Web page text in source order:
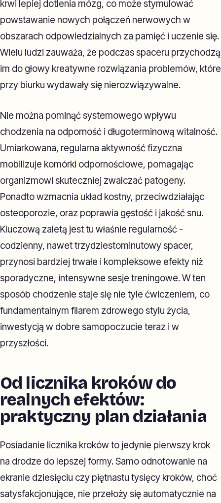
krwi lepiej dotlenia mózg, co może stymulować
powstawanie nowych połączeń nerwowych w
obszarach odpowiedzialnych za pamięć i uczenie się.
Wielu ludzi zauważa, że podczas spaceru przychodzą
im do głowy kreatywne rozwiązania problemów, które
przy biurku wydawały się nierozwiązywalne.
Nie można pominąć systemowego wpływu
chodzenia na odporność i długoterminową witalność.
Umiarkowana, regularna aktywność fizyczna
mobilizuje komórki odpornościowe, pomagając
organizmowi skuteczniej zwalczać patogeny.
Ponadto wzmacnia układ kostny, przeciwdziałając
osteoporozie, oraz poprawia gęstość i jakość snu.
Kluczową zaletą jest tu właśnie regularność -
codzienny, nawet trzydziestominutowy spacer,
przynosi bardziej trwałe i kompleksowe efekty niż
sporadyczne, intensywne sesje treningowe. W ten
sposób chodzenie staje się nie tyle ćwiczeniem, co
fundamentalnym filarem zdrowego stylu życia,
inwestycją w dobre samopoczucie teraz i w
przyszłości.
Od licznika kroków do
realnych efektów:
praktyczny plan działania
Posiadanie licznika kroków to jedynie pierwszy krok
na drodze do lepszej formy. Samo odnotowanie na
ekranie dziesięciu czy piętnastu tysięcy kroków, choć
satysfakcjonujące, nie przełoży się automatycznie na